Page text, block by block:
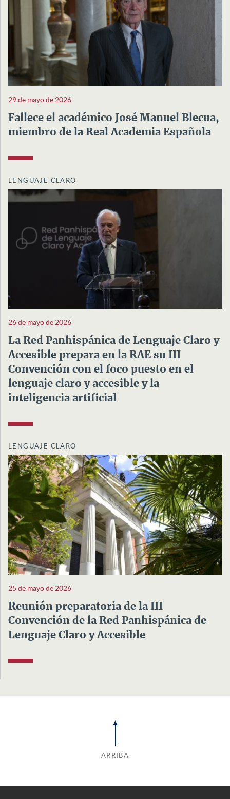
29 de mayo de 2026
Fallece el académico José Manuel Blecua,
miembro de la Real Academia Española
LENGUAJE CLARO
26 de mayo de 2026
La Red Panhispánica de Lenguaje Claro y
Accesible prepara en la RAE su III
Convención con el foco puesto en el
lenguaje claro y accesible y la
inteligencia artificial
LENGUAJE CLARO
25 de mayo de 2026
Reunión preparatoria de la III
Convención de la Red Panhispánica de
Lenguaje Claro y Accesible
ARRIBA